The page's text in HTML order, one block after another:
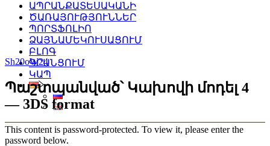
ԱՊՐԱՆՔԱՏԵՍԱԿԱՆԻ
ԾԱՌԱՅՈՒԹՅՈՒՆՆԵՐ
ՊՈՐՏՖՈԼԻՈ
ՁԱՅՆԱՄԵԿՈՒՍԱՑՈՒՄ
ԲԼՈԳ
ԳՐԱՆՑՈՒՄ
ԿԱՊ
Sh20oW24
Պաշտպանված՝ Կախովի մոդել 4
— 3DS format
This content is password-protected. To view it, please enter the
password below.